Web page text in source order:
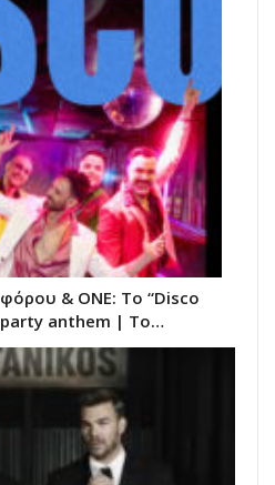
& ΟΝΕ: Το “Disco
party anthem | Το…